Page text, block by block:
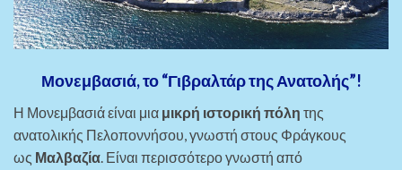
Μονεμβασιά, το “Γιβραλτάρ της Ανατολής”!
Η Μονεμβασιά είναι μια μικρή ιστορική πόλη της
ανατολικής Πελοποννήσου, γνωστή στους Φράγκους
ως Μαλβαζία. Είναι περισσότερο γνωστή από